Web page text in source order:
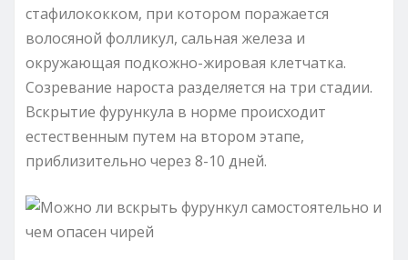
стафилококком, при котором поражается
волосяной фолликул, сальная железа и
окружающая подкожно-жировая клетчатка.
Созревание нароста разделяется на три стадии.
Вскрытие фурункула в норме происходит
естественным путем на втором этапе,
приблизительно через 8-10 дней.